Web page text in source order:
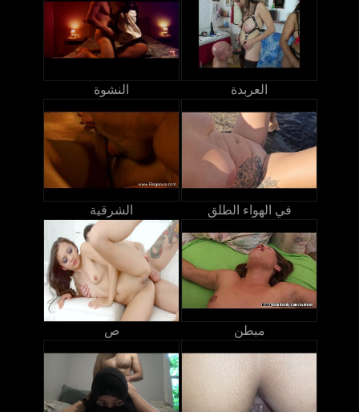
النشوة العربدة
الشرقية في الهواء الطلق
ص مبطن